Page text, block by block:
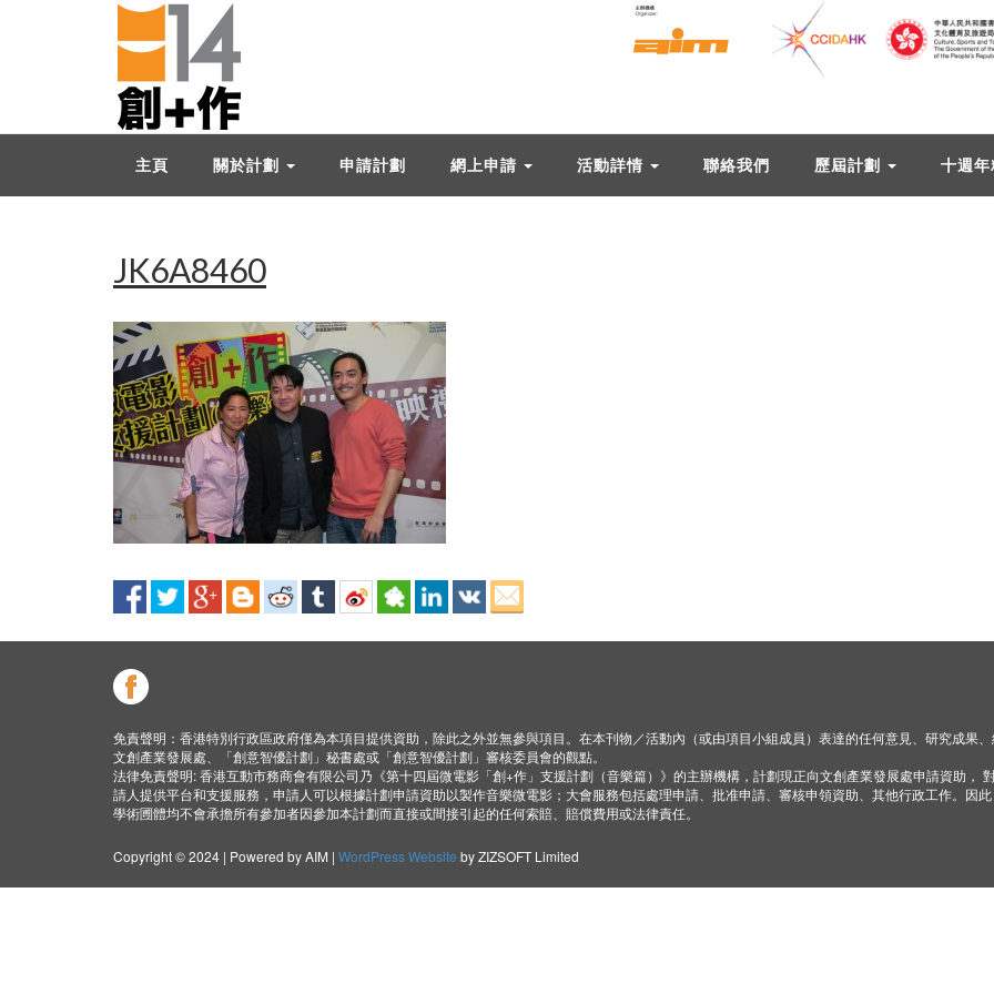
主頁 關於計劃 申請計劃 網上申請 活動詳情 聯絡我們 歷屆計劃 十週
JK6A8460
免責聲明：香港特別行政區政府僅為本項目提供資助，除此之外並無參與項目。在本刊物／活動內（或由項目小組成員）表達的任何意見、研究成果
文創產業發展處、「創意智優計劃」秘書處或「創意智優計劃」審核委員會的觀點。
法律免責聲明: 香港互動市務商會有限公司乃《第十四屆微電影「創+作」支援計劃（音樂篇）》的主辦機構，計劃現正向文創產業發展處申請資助，
請人提供平台和支援服務，申請人可以根據計劃申請資助以製作音樂微電影；大會服務包括處理申請、批准申請、審核申領資助、其他行政工作。因
學術圑體均不會承擔所有參加者因參加本計劃而直接或間接引起的任何索賠、賠償費用或法律責任。
Copyright © 2024 | Powered by AIM | WordPress Website by ZIZSOFT Limited